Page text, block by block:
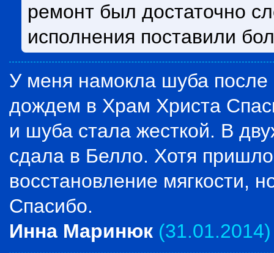
ремонт был достаточно
исполнения поставили
У меня намокла шуба после
дождем в Храм Христа
и шуба стала жесткой. В
сдала в Белло. Хотя
восстановление мягкости,
Спасибо.
Инна Маринюк (31.01.2014)